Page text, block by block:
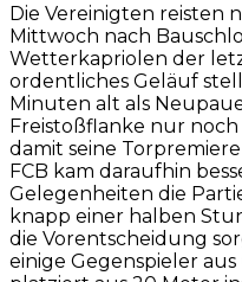
Die Vereinigten reisten
Mittwoch nach
Wetterkapriolen der
ordentliches Geläuf
Minuten alt als
Freistoßflanke nur
damit seine
FCB kam daraufhin
Gelegenheiten die
knapp einer halben
die Vorentscheidung
einige Gegenspieler